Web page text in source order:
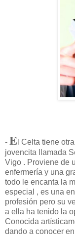
- E l Celta tiene
jovencita llamada
Vigo . Proviene de
enfermería y una
todo le encanta la
especial , es una
profesión pero su
a ella ha tenido la
Conocida
dando a conocer